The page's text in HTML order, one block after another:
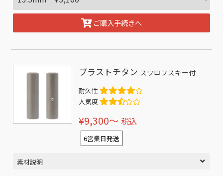
ご購入手続きへ
ブラストチタン スワロフスキー付
耐久性
人気度
¥9,300〜 税込
6営業日発送
素材説明